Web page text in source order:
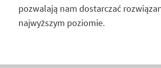
pozwalają nam dostarczać
najwyższym poziomie.